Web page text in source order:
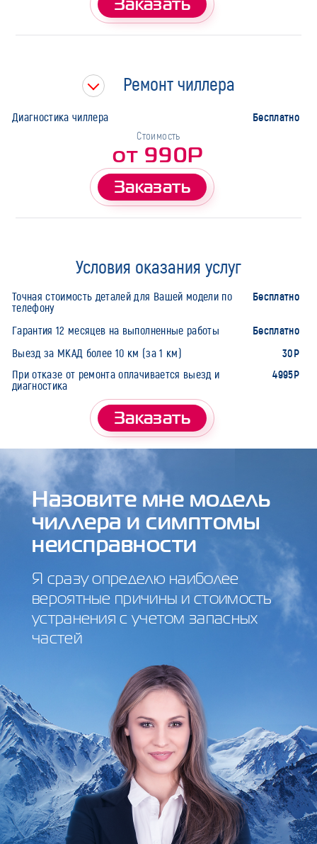
Ремонт чиллера
Диагностика чиллера Бесплатно
Стоимость
от 990Р
Заказать
Условия оказания услуг
Точная стоимость деталей для Вашей модели по
телефону
Бесплатно
Гарантия 12 месяцев на выполненные работы Бесплатно
Выезд за МКАД более 10 км (за 1 км) 30Р
При отказе от ремонта оплачивается выезд и
диагностика
4995Р
Заказать
Назовите мне модель
чиллера и симптомы
неисправности
Я сразу определю наиболее
вероятные причины и стоимость
устранения с учетом запасных
частей